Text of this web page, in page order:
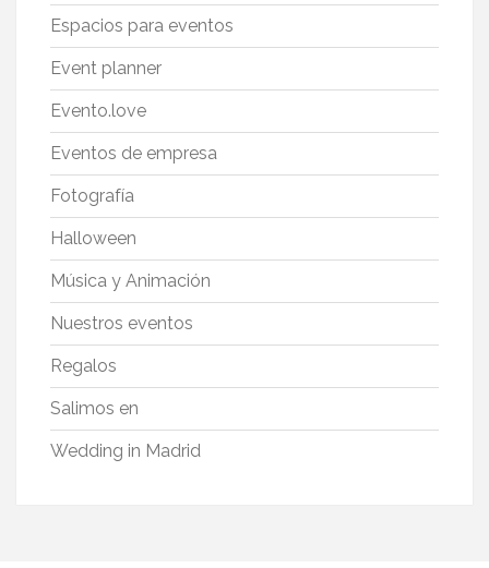
Espacios para eventos
Event planner
Evento.love
Eventos de empresa
Fotografía
Halloween
Música y Animación
Nuestros eventos
Regalos
Salimos en
Wedding in Madrid